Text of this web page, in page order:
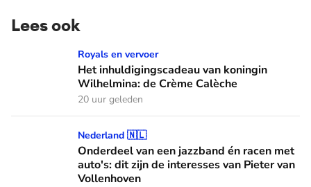
Lees ook
Het inhuldigingscadeau van koningin Wilhelmina: de
Royals en vervoer
Het inhuldigingscadeau van koningin
Wilhelmina: de Crème Calèche
20 uur geleden
Onderdeel van een jazzband én racen met auto's: dit zijn
Nederland 🇳🇱
Onderdeel van een jazzband én racen met
auto's: dit zijn de interesses van Pieter van
Vollenhoven